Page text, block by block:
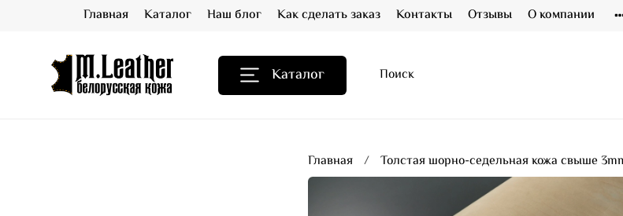
Главная Каталог Наш блог Как сделать заказ Контакты Отзывы О компании
Каталог
Главная Толстая шорно-седельная кожа свыше